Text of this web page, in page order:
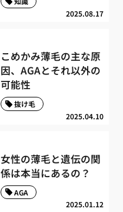
2025.08.17
こめかみ薄毛の主な原
因、AGAとそれ以外の
可能性
2025.04.10
抜け毛
女性の薄毛と遺伝の関
係は本当にあるの？
2025.01.12
AGA